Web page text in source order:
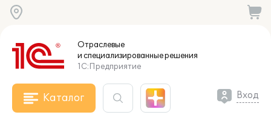
Отраслевые
и специализированныерешения
1С:Предприятие
Каталог Вход